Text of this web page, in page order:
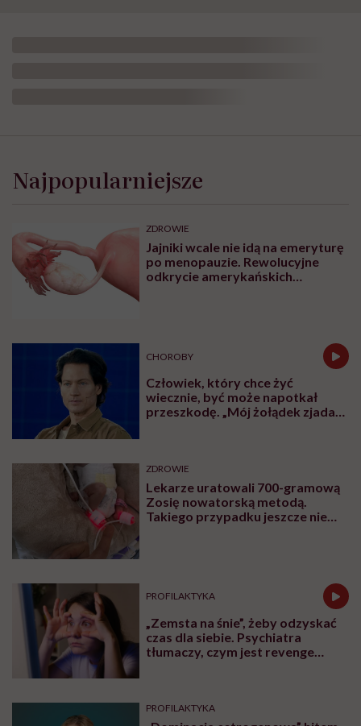
Najpopularniejsze
ZDROWIE
Jajniki wcale nie idą na emeryturę
po menopauzie. Rewolucyjne
odkrycie amerykańskich
CHOROBY
Człowiek, który chce żyć
wiecznie, być może napotkał
przeszkodę. „Mój żołądek zjada
ZDROWIE
Lekarze uratowali 700-gramową
Zosię nowatorską metodą.
Takiego przypadku jeszcze nie
PROFILAKTYKA
„Zemsta na śnie”, żeby odzyskać
czas dla siebie. Psychiatra
tłumaczy, czym jest revenge
PROFILAKTYKA